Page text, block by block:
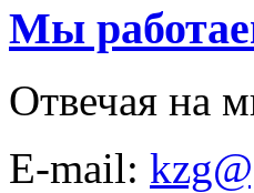
Мы
Отвечая на
E-mail: